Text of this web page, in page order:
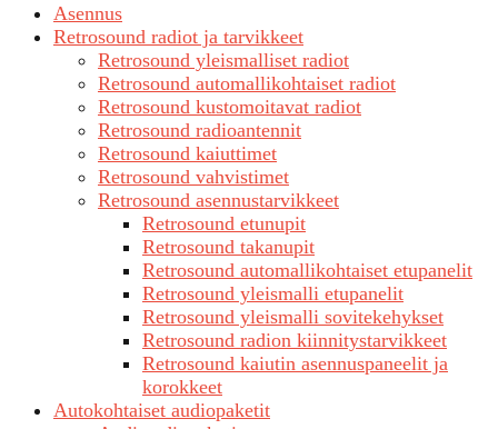
Asennus
Retrosound radiot ja tarvikkeet
Retrosound yleismalliset radiot
Retrosound automallikohtaiset radiot
Retrosound kustomoitavat radiot
Retrosound radioantennit
Retrosound kaiuttimet
Retrosound vahvistimet
Retrosound asennustarvikkeet
Retrosound etunupit
Retrosound takanupit
Retrosound automallikohtaiset etupanelit
Retrosound yleismalli etupanelit
Retrosound yleismalli sovitekehykset
Retrosound radion kiinnitystarvikkeet
Retrosound kaiutin asennuspaneelit ja
korokkeet
Autokohtaiset audiopaketit